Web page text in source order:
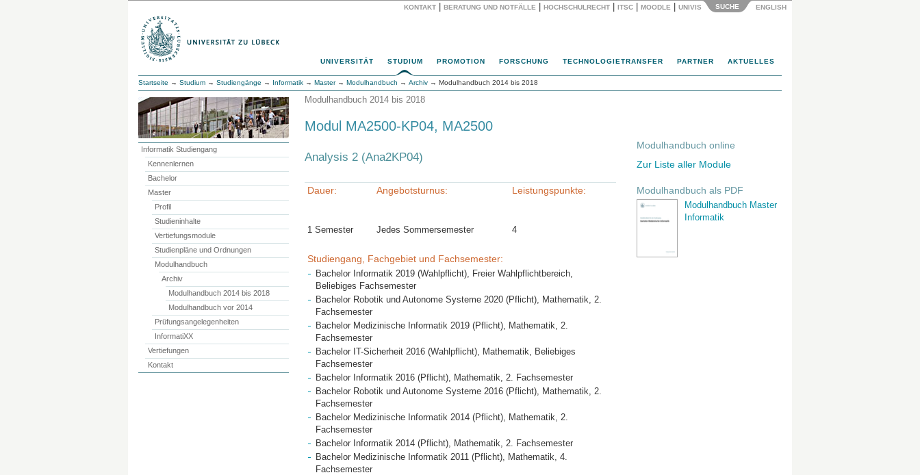
KONTAKT BERATUNG UND NOTFÄLLE HOCHSCHULRECHT ITSC MOODLE UNIVIS SUCHE ENGLISH
UNIVERSITÄT STUDIUM PROMOTION FORSCHUNG TECHNOLOGIETRANSFER PARTNER AKTUELLES
Startseite → Studium → Studiengänge → Informatik → Master→ Modulhandbuch → Archiv → Modulhandbuch 2014 bis 2018
Informatik Studiengang
Kennenlernen
Bachelor
Master
Profil
Studieninhalte
Vertiefungsmodule
Studienpläne und Ordnungen
Modulhandbuch
Archiv
Modulhandbuch 2014 bis 2018
Modulhandbuch vor 2014
Prüfungsangelegenheiten
InformatiXX
Vertiefungen
Kontakt
Modulhandbuch 2014 bis 2018
Modul MA2500-KP04, MA2500
Analysis 2 (Ana2KP04)
Dauer:
1 Semester
Angebotsturnus:
Jedes Sommersemester
Leistungspunkte:
4
Studiengang, Fachgebiet und Fachsemester:
Bachelor Informatik 2019 (Wahlpflicht), Freier Wahlpflichtbereich,
Beliebiges Fachsemester
Bachelor Robotik und Autonome Systeme 2020 (Pflicht), Mathematik, 2.
Fachsemester
Bachelor Medizinische Informatik 2019 (Pflicht), Mathematik, 2.
Fachsemester
Bachelor IT-Sicherheit 2016 (Wahlpflicht), Mathematik, Beliebiges
Fachsemester
Bachelor Informatik 2016 (Pflicht), Mathematik, 2. Fachsemester
Bachelor Robotik und Autonome Systeme 2016 (Pflicht), Mathematik, 2.
Fachsemester
Bachelor Medizinische Informatik 2014 (Pflicht), Mathematik, 2.
Fachsemester
Bachelor Informatik 2014 (Pflicht), Mathematik, 2. Fachsemester
Bachelor Medizinische Informatik 2011 (Pflicht), Mathematik, 4.
Fachsemester
Modulhandbuch online
Zur Liste aller Module
Modulhandbuch als PDF
Modulhandbuch Master
Informatik